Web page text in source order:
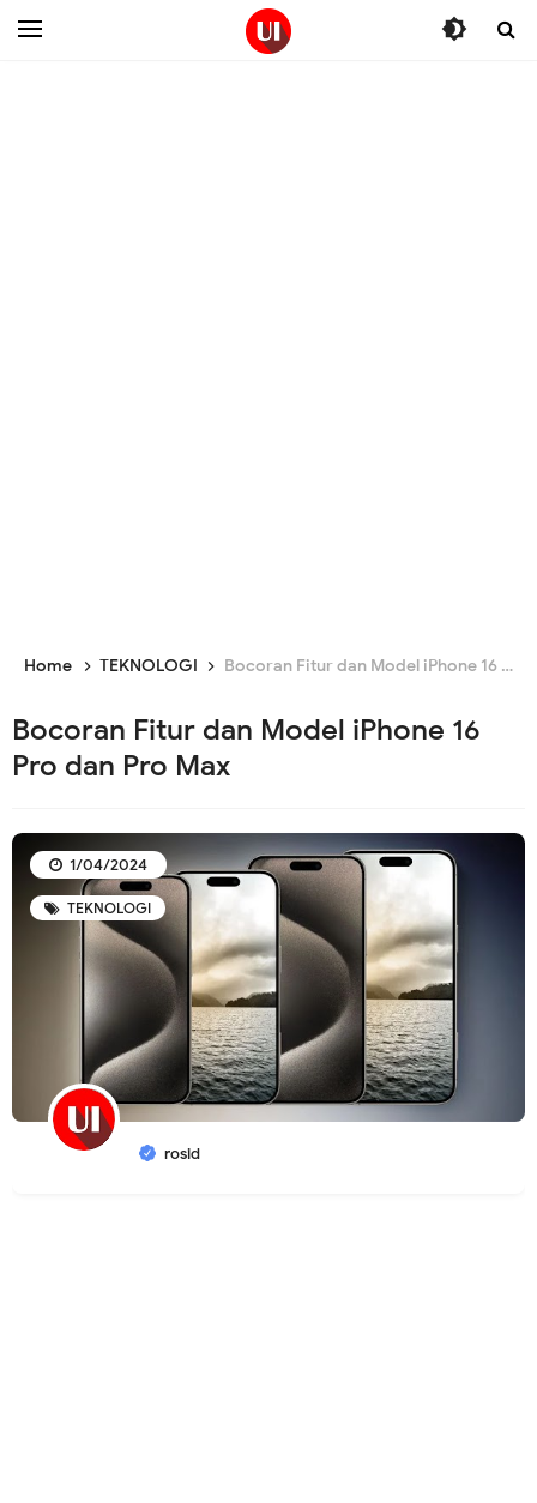
Home TEKNOLOGI Bocoran Fitur dan Model iPhone 16 Pro dan Pro Max
Bocoran Fitur dan Model iPhone 16
Pro dan Pro Max
TEKNOLOGI
rosid
1/04/2024